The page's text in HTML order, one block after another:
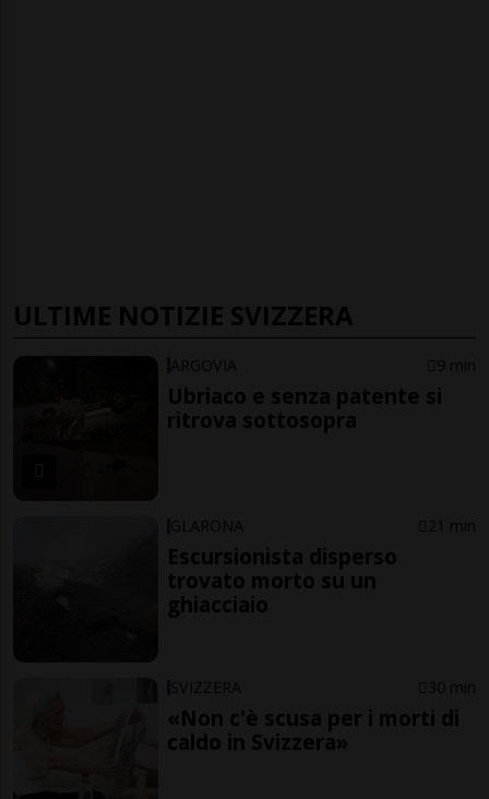
ULTIME NOTIZIE SVIZZERA
ARGOVIA 9 min
Ubriaco e senza patente si
ritrova sottosopra
GLARONA 21 min
Escursionista disperso
trovato morto su un
ghiacciaio
SVIZZERA 30 min
«Non c'è scusa per i morti di
caldo in Svizzera»